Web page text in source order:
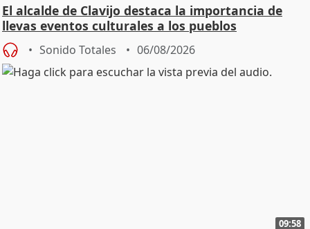
El alcalde de Clavijo destaca la importancia de
llevas eventos culturales a los pueblos
Sonido Totales 06/08/2026
09:58